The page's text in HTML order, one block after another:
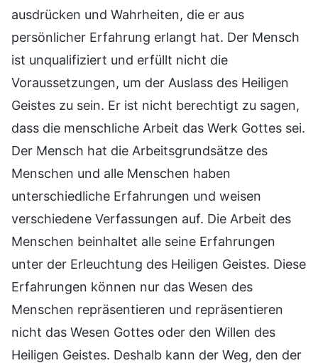
ausdrücken und Wahrheiten, die er aus
persönlicher Erfahrung erlangt hat. Der Mensch
ist unqualifiziert und erfüllt nicht die
Voraussetzungen, um der Auslass des Heiligen
Geistes zu sein. Er ist nicht berechtigt zu sagen,
dass die menschliche Arbeit das Werk Gottes sei.
Der Mensch hat die Arbeitsgrundsätze des
Menschen und alle Menschen haben
unterschiedliche Erfahrungen und weisen
verschiedene Verfassungen auf. Die Arbeit des
Menschen beinhaltet alle seine Erfahrungen
unter der Erleuchtung des Heiligen Geistes. Diese
Erfahrungen können nur das Wesen des
Menschen repräsentieren und repräsentieren
nicht das Wesen Gottes oder den Willen des
Heiligen Geistes. Deshalb kann der Weg, den der